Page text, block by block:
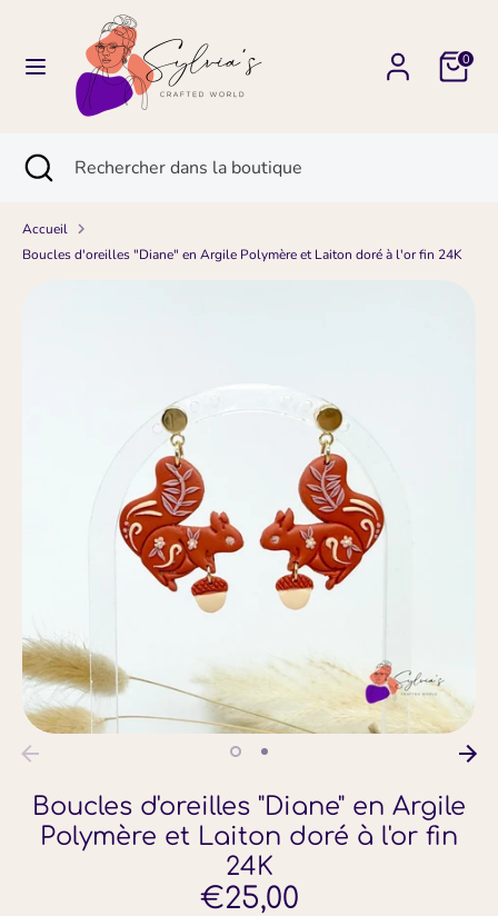
contenu
Panier
0
FRANCE (EUR €) FRANÇAIS
RechercheRechercher
la
boutique
RechercheRechercher
dans
boutique
Fermer
la
Accueil
Boucles d'oreilles "Diane" en Argile Polymère et Laiton doré à l'or fin 24K
Boucles d'oreilles "Diane" en Argile
Polymère et Laiton doré à l'or fin
24K
€25,00